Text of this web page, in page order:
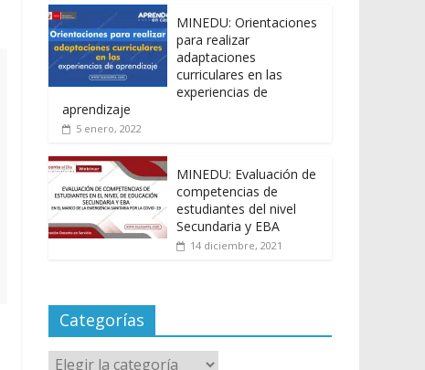
MINEDU: Orientaciones
para realizar
adaptaciones
curriculares en las
experiencias de
aprendizaje
5 enero, 2022
MINEDU: Evaluación de
competencias de
estudiantes del nivel
Secundaria y EBA
14 diciembre, 2021
Categorías
Categorías